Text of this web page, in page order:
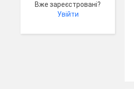
Вже зареєстровані?
Увійти